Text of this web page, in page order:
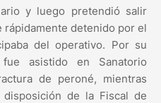
y luego pretendió salir
detenido por el
del operativo. Por su
asistido en Sanatorio
de peroné, mientras
de la Fiscal de